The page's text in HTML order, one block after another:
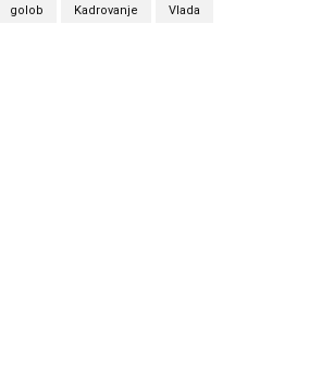
golob Kadrovanje Vlada